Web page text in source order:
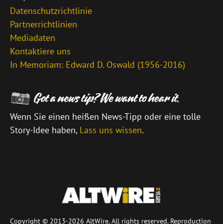
Datenschutzrichtlinie
Partnerrichtlinien
Mediadaten
Kontaktiere uns
In Memoriam: Edward D. Oswald (1956-2016)
Wenn Sie einen heißen News-Tipp oder eine tolle
Story-Idee haben, Lass uns wissen.
Copyright © 2013-2026 AltWire. All rights reserved. Reproduction